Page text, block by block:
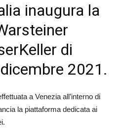
inaugura la
di
2021.
a Venezia all’interno di
la piattaforma dedicata ai